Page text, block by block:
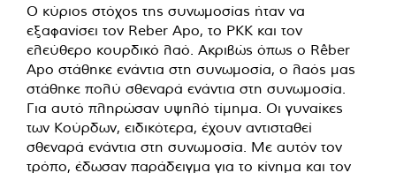
Ο κύριος στόχος της συνωμοσίας ήταν να
εξαφανίσει τον Reber Apo, το PKK και τον
ελεύθερο κουρδικό λαό. Ακριβώς όπως ο Rêber
Apo στάθηκε ενάντια στη συνωμοσία, ο λαός μας
στάθηκε πολύ σθεναρά ενάντια στη συνωμοσία.
Για αυτό πληρώσαν υψηλό τίμημα. Οι γυναίκες
των Κούρδων, ειδικότερα, έχουν αντισταθεί
σθεναρά ενάντια στη συνωμοσία. Με αυτόν τον
τρόπο, έδωσαν παράδειγμα για το κίνημα και τον